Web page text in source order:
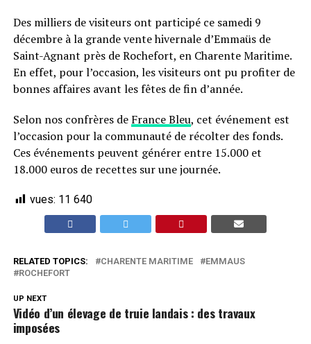
Des milliers de visiteurs ont participé ce samedi 9
décembre à la grande vente hivernale d’Emmaüs de
Saint-Agnant près de Rochefort, en Charente Maritime.
En effet, pour l’occasion, les visiteurs ont pu profiter de
bonnes affaires avant les fêtes de fin d’année.
Selon nos confrères de France Bleu, cet événement est
l’occasion pour la communauté de récolter des fonds.
Ces événements peuvent générer entre 15.000 et
18.000 euros de recettes sur une journée.
vues: 11 640
RELATED TOPICS: CHARENTE MARITIME
EMMAUS
ROCHEFORT
UP NEXT
Vidéo d’un élevage de truie landais : des travaux
imposées